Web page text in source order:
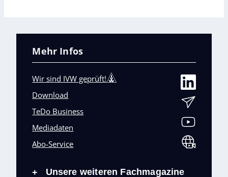
Mehr Infos
Wir sind IVW geprüft!
Download
TeDo Business
Mediadaten
Abo-Service
+ Unsere weiteren Fachmagazine